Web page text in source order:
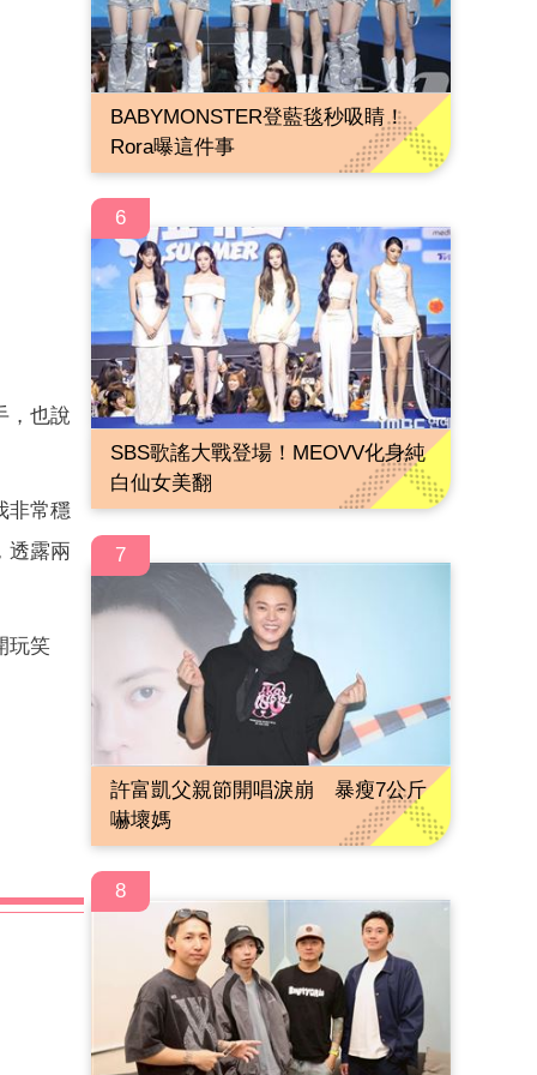
，也說
非常穩
透露兩
玩笑
BABYMONSTER登藍毯秒吸睛！
Rora曝這件事
6
SBS歌謠大戰登場！MEOVV化身純
白仙女美翻
7
許富凱父親節開唱淚崩 暴瘦7公斤
嚇壞媽
8